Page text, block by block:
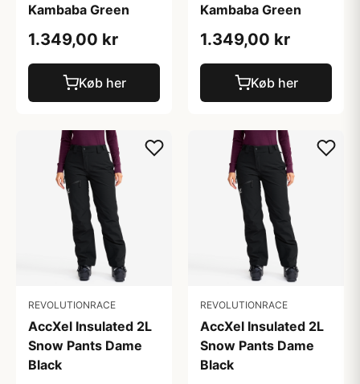
Kambaba Green
1.349,00 kr
Køb her
Kambaba Green
1.349,00 kr
Køb her
REVOLUTIONRACE
AccXel Insulated 2L
Snow Pants Dame
Black
REVOLUTIONRACE
AccXel Insulated 2L
Snow Pants Dame
Black